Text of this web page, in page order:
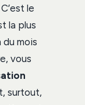
le
la plus
mois
vous
surtout,